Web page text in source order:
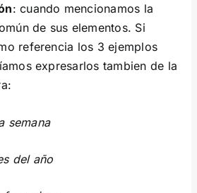
: cuando mencionamos la
de sus elementos. Si
referencia los 3 ejemplos
expresarlos tambien de la
semana
del año